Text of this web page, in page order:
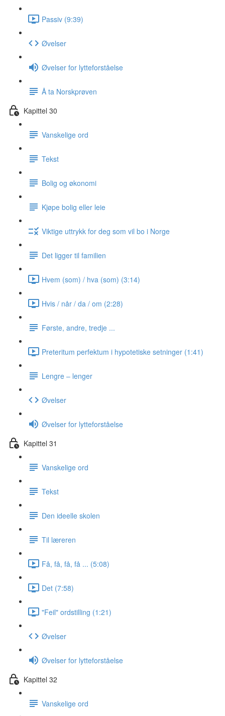
Passiv (9:39)
Øvelser
Øvelser for lytteforståelse
Å ta Norskprøven
Kapittel 30
Vanskelige ord
Tekst
Bolig og økonomi
Kjøpe bolig eller leie
Viktige uttrykk for deg som vil bo i Norge
Det ligger til familien
Hvem (som) / hva (som) (3:14)
Hvis / når / da / om (2:28)
Første, andre, tredje ...
Preteritum perfektum i hypotetiske setninger (1:41)
Lengre ‒ lenger
Øvelser
Øvelser for lytteforståelse
Kapittel 31
Vanskelige ord
Tekst
Den ideelle skolen
Til læreren
Få, få, få, få ... (5:08)
Det (7:58)
"Feil" ordstilling (1:21)
Øvelser
Øvelser for lytteforståelse
Kapittel 32
Vanskelige ord